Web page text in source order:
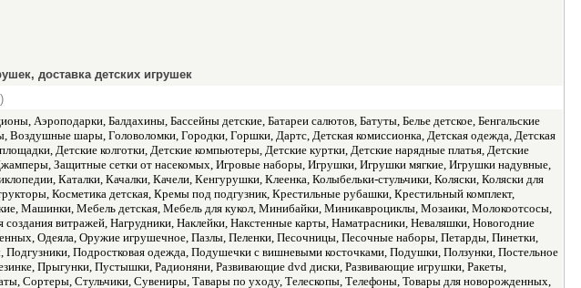
доставка детских игрушек
Аэроподарки, Балдахины, Бассейны детские, Батареи салютов, Батуты, Белье детское, Бенгальские
шары, Головоломки, Городки, Горшки, Дартс, Детская комиссионка, Детская одежда, Детская
Детские колготки, Детские компьютеры, Детские куртки, Детские нарядные платья, Детские
Защитные сетки от насекомых, Игровые наборы, Игрушки, Игрушки мягкие, Игрушки надувные,
Каталки, Качалки, Качели, Кенгурушки, Клеенка, Колыбельки-стульчики, Коляски, Коляски для
Косметика детская, Кремы под подгузник, Крестильные рубашки, Крестильный комплект,
Машинки, Мебель детская, Мебель для кукол, Минибайки, Миникавроциклы, Мозаики, Молокоотсосы,
витражей, Нагрудники, Наклейки, Накстенные карты, Наматрасники, Неваляшки, Новогодние
Одеяла, Оружие игрушечное, Пазлы, Пеленки, Песочницы, Песочные наборы, Петарды, Пинетки,
Подростковая одежда, Подушечки с вишневыми косточками, Подушки, Ползунки, Постельное
Прыгунки, Пустышки, Радионяни, Развивающие dvd диски, Развивающие игрушки, Ракеты,
Сортеры, Стульчики, Сувениры, Тавары по уходу, Телескопы, Телефоны, Товары для новорожденных,